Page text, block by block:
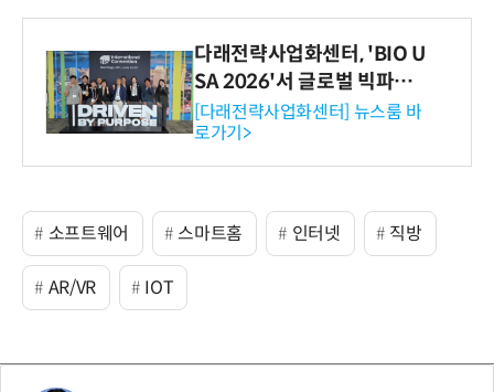
다래전략사업화센터, 'BIO U
SA 2026'서 글로벌 빅파마
와의 비즈니스 미팅 지원…K
-바이오 해외 진출 교두보 확
보
[다래전략사업화센터] 뉴스룸 바
로가기>
소프트웨어 스마트홈 인터넷 직방
AR/VR IOT